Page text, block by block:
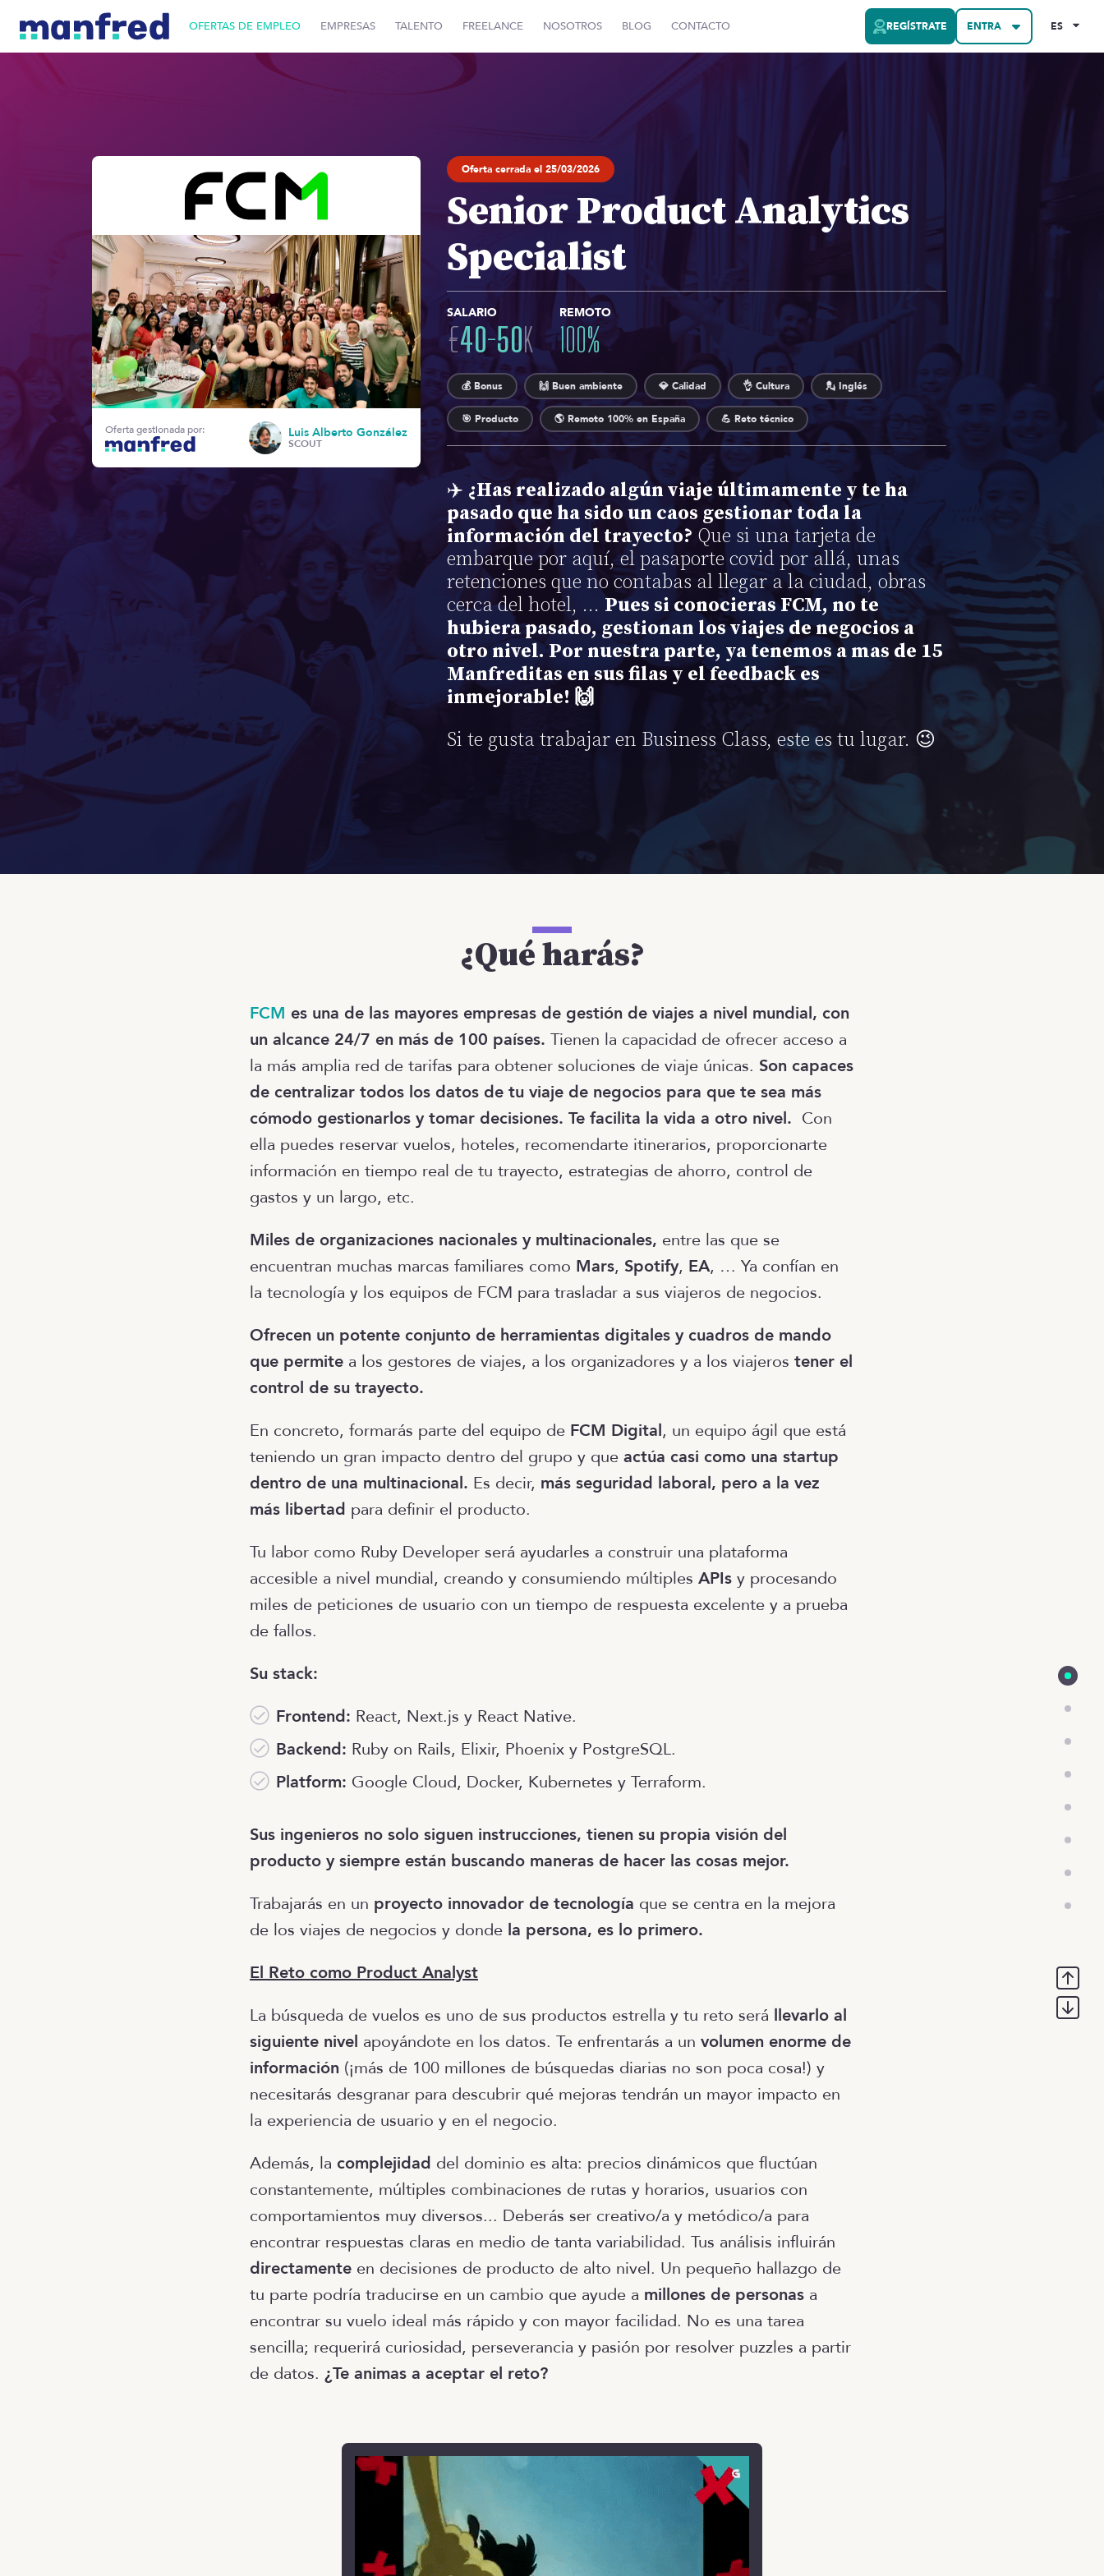
OFERTAS DE EMPLEO EMPRESAS TALENTO FREELANCE NOSOTROS BLOG CONTACTO REGÍSTRATE ENTRA ES
Oferta gestionada por: Luis Alberto González
SCOUT
Oferta cerrada el 25/03/2026
Senior Product Analytics
Specialist
SALARIO
€40-50K
REMOTO
100%
💰 Bonus 🙌 Buen ambiente 💎 Calidad 👌 Cultura 💂 Inglés
🎯 Producto 🌎 Remoto 100% en España 💪 Reto técnico
✈️ ¿Has realizado algún viaje últimamente y te ha
pasado que ha sido un caos gestionar toda la
información del trayecto? Que si una tarjeta de
embarque por aquí, el pasaporte covid por allá, unas
retenciones que no contabas al llegar a la ciudad, obras
cerca del hotel, … Pues si conocieras FCM, no te
hubiera pasado, gestionan los viajes de negocios a
otro nivel. Por nuestra parte, ya tenemos a mas de 15
Manfreditas en sus filas y el feedback es
inmejorable! 🙌
Si te gusta trabajar en Business Class, este es tu lugar. 😉
¿Qué harás?
FCM es una de las mayores empresas de gestión de viajes a nivel mundial, con
un alcance 24/7 en más de 100 países. Tienen la capacidad de ofrecer acceso a
la más amplia red de tarifas para obtener soluciones de viaje únicas. Son capaces
de centralizar todos los datos de tu viaje de negocios para que te sea más
cómodo gestionarlos y tomar decisiones. Te facilita la vida a otro nivel. Con
ella puedes reservar vuelos, hoteles, recomendarte itinerarios, proporcionarte
información en tiempo real de tu trayecto, estrategias de ahorro, control de
gastos y un largo, etc.
Miles de organizaciones nacionales y multinacionales, entre las que se
encuentran muchas marcas familiares como Mars, Spotify, EA, … Ya confían en
la tecnología y los equipos de FCM para trasladar a sus viajeros de negocios.
Ofrecen un potente conjunto de herramientas digitales y cuadros de mando
que permite a los gestores de viajes, a los organizadores y a los viajeros tener el
control de su trayecto.
En concreto, formarás parte del equipo de FCM Digital, un equipo ágil que está
teniendo un gran impacto dentro del grupo y que actúa casi como una startup
dentro de una multinacional. Es decir, más seguridad laboral, pero a la vez
más libertad para definir el producto.
Tu labor como Ruby Developer será ayudarles a construir una plataforma
accesible a nivel mundial, creando y consumiendo múltiples APIs y procesando
miles de peticiones de usuario con un tiempo de respuesta excelente y a prueba
de fallos.
Su stack:
Frontend: React, Next.js y React Native.
Backend: Ruby on Rails, Elixir, Phoenix y PostgreSQL.
Platform: Google Cloud, Docker, Kubernetes y Terraform.
Sus ingenieros no solo siguen instrucciones, tienen su propia visión del
producto y siempre están buscando maneras de hacer las cosas mejor.
Trabajarás en un proyecto innovador de tecnología que se centra en la mejora
de los viajes de negocios y donde la persona, es lo primero.
El Reto como Product Analyst
La búsqueda de vuelos es uno de sus productos estrella y tu reto será llevarlo al
siguiente nivel apoyándote en los datos. Te enfrentarás a un volumen enorme de
información (¡más de 100 millones de búsquedas diarias no son poca cosa!) y
necesitarás desgranar para descubrir qué mejoras tendrán un mayor impacto en
la experiencia de usuario y en el negocio.
Además, la complejidad del dominio es alta: precios dinámicos que fluctúan
constantemente, múltiples combinaciones de rutas y horarios, usuarios con
comportamientos muy diversos... Deberás ser creativo/a y metódico/a para
encontrar respuestas claras en medio de tanta variabilidad. Tus análisis influirán
directamente en decisiones de producto de alto nivel. Un pequeño hallazgo de
tu parte podría traducirse en un cambio que ayude a millones de personas a
encontrar su vuelo ideal más rápido y con mayor facilidad. No es una tarea
sencilla; requerirá curiosidad, perseverancia y pasión por resolver puzzles a partir
de datos. ¿Te animas a aceptar el reto?